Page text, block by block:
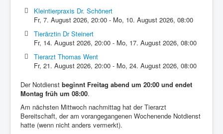
Kleintierpraxis Dr. Schönert
Fr, 7. August 2026,20:00 - Mo, 10. August 2026,08:00
Tierärztin Dr Steinert
Fr, 14. August 2026,20:00 - Mo, 17. August 2026,08:00
Tierarzt Thomas Went
Fr, 21. August 2026,20:00 - Mo, 24. August 2026,08:00
Der Notdienst beginnt Freitag abend um 20:00 und endet
Montag früh um 08:00.
Am nächsten Mittwoch nachmittag hat der Tierarzt
Bereitschaft, der am vorangegangenen Wochenende Notdienst
hatte (wenn nicht anders vermerkt).